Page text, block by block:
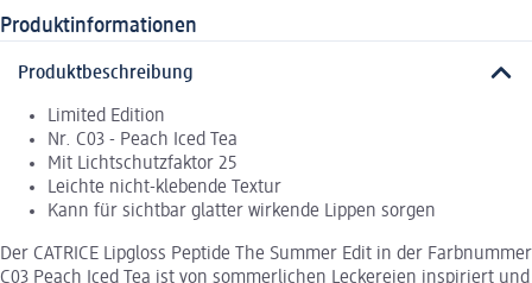
Produktinformationen
Produktbeschreibung
Limited Edition
Nr. C03 - Peach Iced Tea
Mit Lichtschutzfaktor 25
Leichte nicht-klebende Textur
Kann für sichtbar glatter wirkende Lippen sorgen
Der CATRICE Lipgloss Peptide The Summer Edit in der Farbnummer
C03 Peach Iced Tea ist von sommerlichen Leckereien inspiriert und